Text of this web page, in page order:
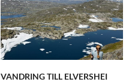
VANDRING TILL ELVERSHEI